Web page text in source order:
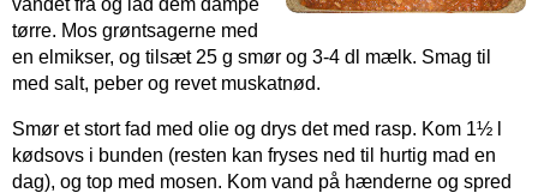
tørre. Mos grøntsagerne med
en elmikser, og tilsæt 25 g smør og 3-4 dl mælk. Smag til
med salt, peber og revet muskatnød.
Smør et stort fad med olie og drys det med rasp. Kom 1½ l
kødsovs i bunden (resten kan fryses ned til hurtig mad en
dag), og top med mosen. Kom vand på hænderne og spred